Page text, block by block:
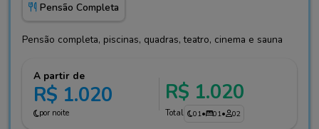
Pensão Completa
Pensão completa, piscinas, quadras, teatro, cinema e sauna
A partir de
R$ 1.020
por noite
R$ 1.020
Total 01• 01• 02